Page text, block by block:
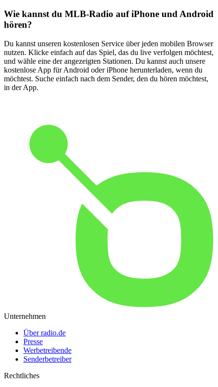
Wie kannst du MLB-Radio auf iPhone und Android
hören?
Du kannst unseren kostenlosen Service über jeden mobilen Browser
nutzen. Klicke einfach auf das Spiel, das du live verfolgen möchtest,
und wähle eine der angezeigten Stationen. Du kannst auch unsere
kostenlose App für Android oder iPhone herunterladen, wenn du
möchtest. Suche einfach nach dem Sender, den du hören möchtest,
in der App.
Unternehmen
Über radio.de
Presse
Werbetreibende
Senderbetreiber
Rechtliches